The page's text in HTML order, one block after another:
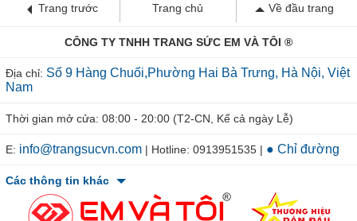
Trang trước Trang chủ Về đầu trang
CÔNG TY TNHH TRANG SỨC EM VÀ TÔI ®
Địa chỉ: Số 9 Hàng Chuối,Phường Hai Bà Trưng, Hà Nội, Việt
Nam
Thời gian mở cửa: 08:00 - 20:00 (T2-CN, Kể cả ngày Lễ)
E: info@trangsucvn.com | Hotline: 0913951535 | ● Chỉ đường
Các thông tin khác